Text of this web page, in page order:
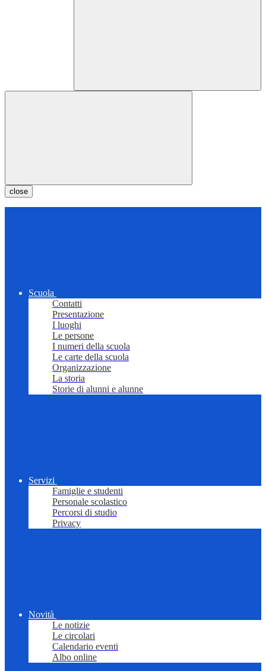
close
Scuola
Contatti
Presentazione
I luoghi
Le persone
I numeri della scuola
Le carte della scuola
Organizzazione
La storia
Storie di alunni e alunne
Servizi
Famiglie e studenti
Personale scolastico
Percorsi di studio
Privacy
Novità
Le notizie
Le circolari
Calendario eventi
Albo online